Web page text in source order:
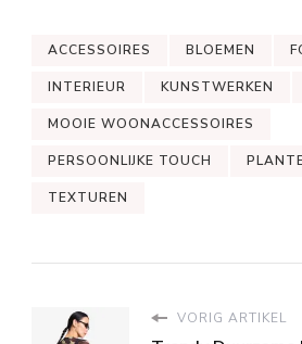
ACCESSOIRES BLOEMEN
INTERIEUR KUNSTWERKEN
MOOIE WOONACCESSOIRES
PERSOONLIJKE TOUCH
TEXTUREN
VORIG ARTIKEL